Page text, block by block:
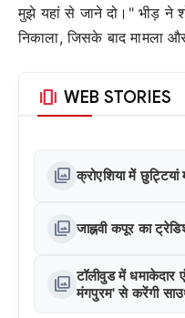
मुझे यहां से जाने दो।" भीड़ ने
निकाला, जिसके बाद मामला
amp_stories WEB STORIES
photo_library क्रोएशिया में छुट्टियां
photo_library जाह्नवी कपूर का
photo_library टॉलीवुड में धमाकेदार
मंगपुरम' से करेंगी